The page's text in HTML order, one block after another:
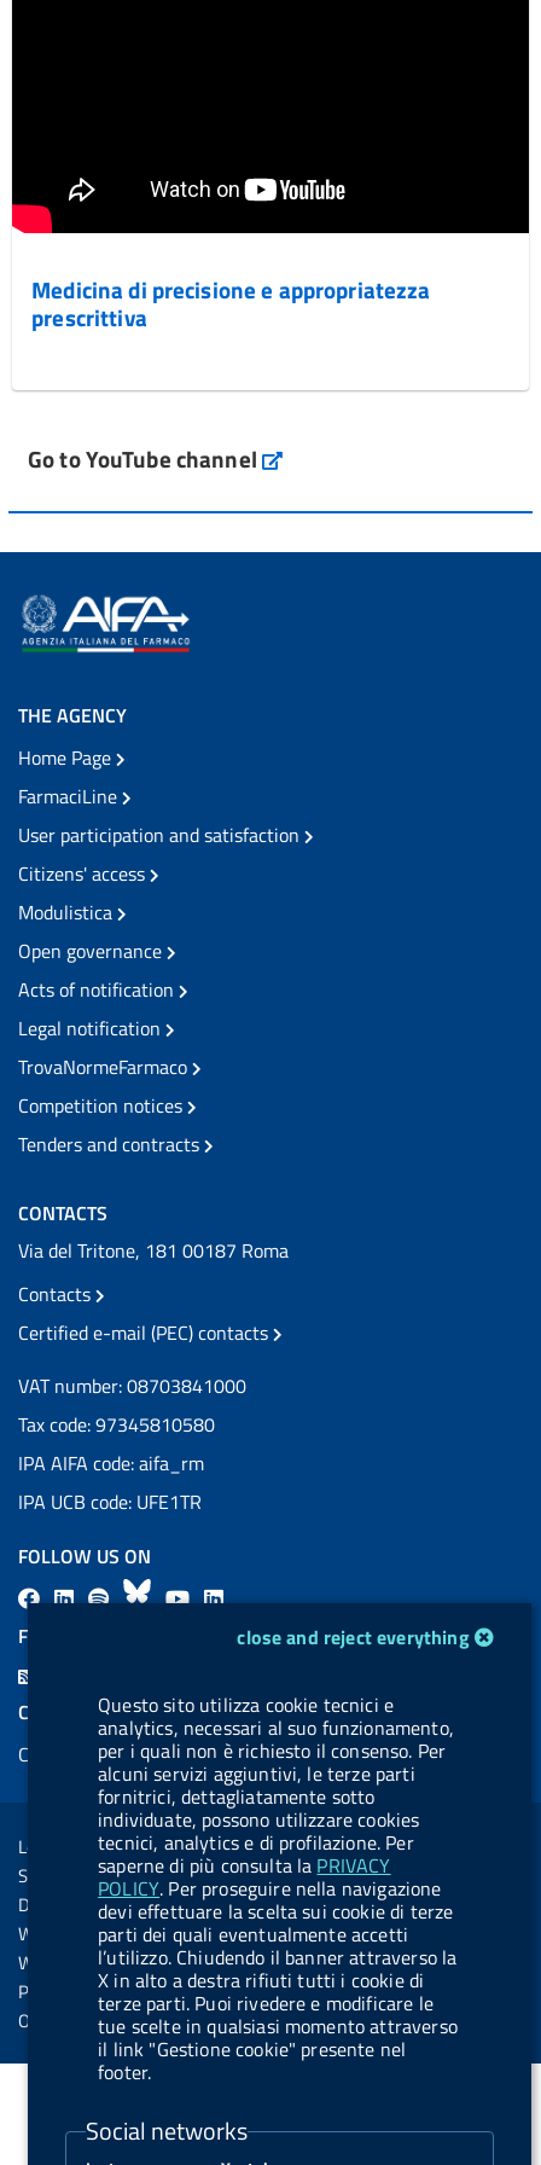
Medicina di precisione e appropriatezza
prescrittiva
Go to YouTube channel
cookie management moduleclose and reject everything
Questo sito utilizza cookie tecnici e
analytics, necessari al suo funzionamento,
per i quali non è richiesto il consenso. Per
alcuni servizi aggiuntivi, le terze parti
fornitrici, dettagliatamente sotto
individuate, possono utilizzare cookies
tecnici, analytics e di profilazione. Per
saperne di più consulta la PRIVACY
POLICY. Per proseguire nella navigazione
devi effettuare la scelta sui cookie di terze
parti dei quali eventualmente accetti
l’utilizzo. Chiudendo il banner attraverso la
X in alto a destra rifiuti tutti i cookie di
terze parti. Puoi rivedere e modificare le
tue scelte in qualsiasi momento attraverso
il link "Gestione cookie" presente nel
footer.
Social networks
THE AGENCY
Home Page
FarmaciLine
User participation and satisfaction
Citizens' access
Modulistica
Open governance
Acts of notification
Legal notification
TrovaNormeFarmaco
Competition notices
Tenders and contracts
CONTACTS
Via del Tritone, 181 00187 Roma
Contacts
Certified e-mail (PEC) contacts
VAT number: 08703841000
Tax code: 97345810580
IPA AIFA code: aifa_rm
IPA UCB code: UFE1TR
FOLLOW US ON
F
L
l
l
.
b
u
t
t
o
n
.
s
p
o
i
B
s
k
y
Y
u
b
e
L
k
e
d
i
n
FEED RSS
COOKIES
Cookie management
Sezione Link Utili
Legal notice
Social Media Policy
Dichiarazione di accessibilità
Web accessibility
Website statistics
Privacy
Online services